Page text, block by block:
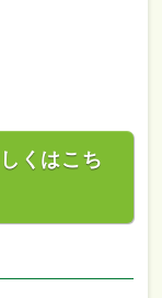
くはこち